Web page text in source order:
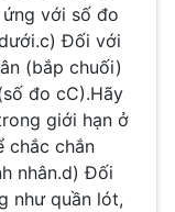
ứng với số đo
Đối với
(bắp chuối)
đo cC).Hãy
giới hạn ở
chắc chắn
nhân.d) Đối
như quần lót,